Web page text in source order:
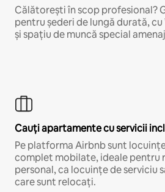
Călătorești în scop profesional?
pentru șederi de lungă durată,
și spațiu de muncă special
Cauți apartamente cu servicii
Pe platforma Airbnb sunt
complet mobilate, ideale pentru
personal, ca locuințe de serviciu
care sunt relocați.